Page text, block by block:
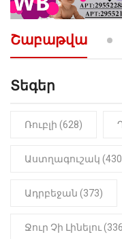
Շաբաթվա
Տեգեր
Ռուբլի (628)
Աստղագուշակ
Ադրբեջան (373)
Ջուր Չի Լինելու